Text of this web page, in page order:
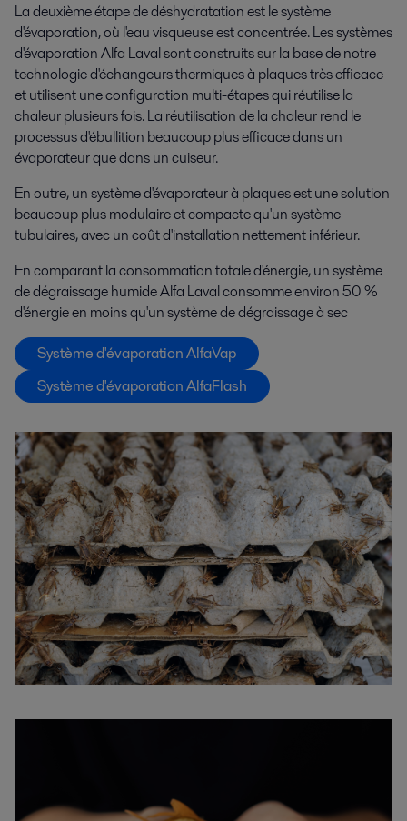
La deuxième étape de déshydratation est le système
d'évaporation, où l'eau visqueuse est concentrée. Les systèmes
d'évaporation Alfa Laval sont construits sur la base de notre
technologie d'échangeurs thermiques à plaques très efficace
et utilisent une configuration multi-étapes qui réutilise la
chaleur plusieurs fois. La réutilisation de la chaleur rend le
processus d'ébullition beaucoup plus efficace dans un
évaporateur que dans un cuiseur.
En outre, un système d'évaporateur à plaques est une solution
beaucoup plus modulaire et compacte qu'un système
tubulaires, avec un coût d'installation nettement inférieur.
En comparant la consommation totale d'énergie, un système
de dégraissage humide Alfa Laval consomme environ 50 %
d'énergie en moins qu'un système de dégraissage à sec
Système d'évaporation AlfaVap
Système d'évaporation AlfaFlash